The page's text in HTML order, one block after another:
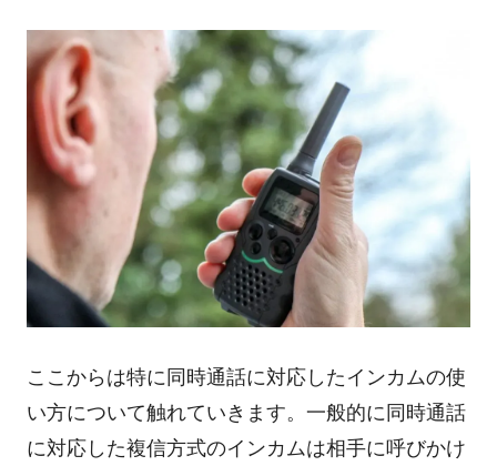
ここからは特に同時通話に対応したインカムの使
い方について触れていきます。一般的に同時通話
に対応した複信方式のインカムは相手に呼びかけ